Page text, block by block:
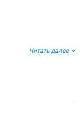
Читать далее